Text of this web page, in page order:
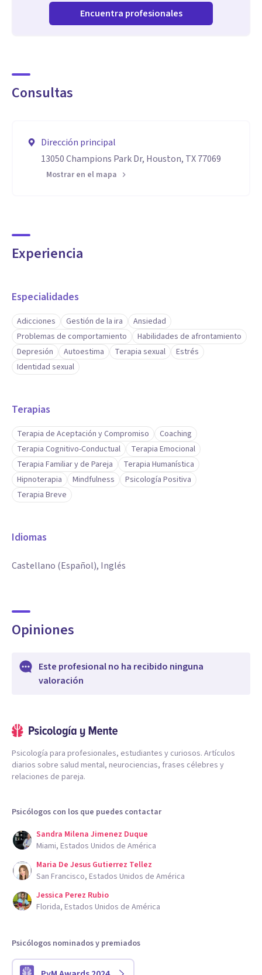
Encuentra profesionales
Consultas
Dirección principal
13050 Champions Park Dr, Houston, TX 77069
Mostrar en el mapa
Experiencia
Especialidades
Adicciones Gestión de la ira
Ansiedad
Problemas de comportamiento
Habilidades de afrontamiento
Depresión
Autoestima Terapia sexual
Estrés
Identidad sexual
Terapias
Terapia de Aceptación y Compromiso
Coaching
Terapia Cognitivo-Conductual
Terapia Emocional
Terapia Familiar y de Pareja
Terapia Humanística
Hipnoterapia
Mindfulness
Psicología Positiva
Terapia Breve
Idiomas
Castellano (Español), Inglés
Opiniones
Este profesional no ha recibido ninguna
valoración
Psicología para profesionales, estudiantes y curiosos. Artículos
diarios sobre salud mental, neurociencias, frases célebres y
relaciones de pareja.
Psicólogos con los que puedes contactar
Sandra Milena Jimenez Duque
Miami, Estados Unidos de América
Maria De Jesus Gutierrez Tellez
San Francisco, Estados Unidos de América
Jessica Perez Rubio
Florida, Estados Unidos de América
Psicólogos nominados y premiados